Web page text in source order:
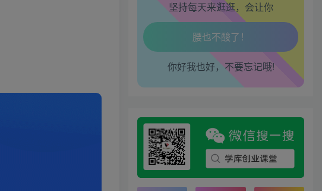
坚持每天来逛逛，会让你
走路也有劲了！
腿也不痛了！
腰也不酸了！
你好我也好，不要忘记哦!